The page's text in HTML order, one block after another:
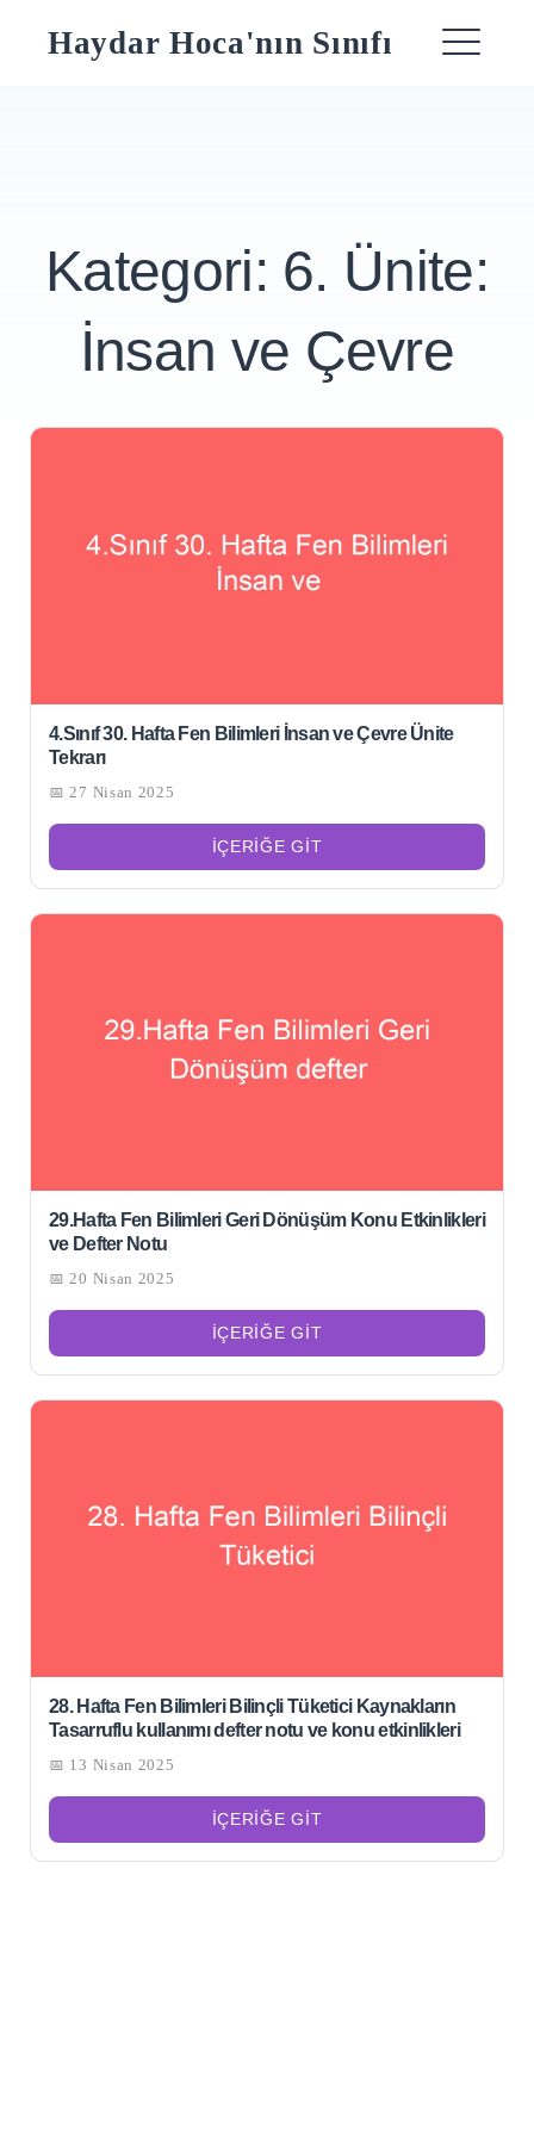
Haydar Hoca'nın Sınıfı
Şu
kelime
için
ARA
Kategori: 6. Ünite:
İnsan ve Çevre
4.Sınıf 30. Hafta Fen Bilimleri İnsan ve Çevre Ünite
Tekrarı
📅 27 Nisan 2025
İÇERIĞE GIT
29.Hafta Fen Bilimleri Geri Dönüşüm Konu Etkinlikleri
ve Defter Notu
📅 20 Nisan 2025
İÇERIĞE GIT
28. Hafta Fen Bilimleri Bilinçli Tüketici Kaynakların
Tasarruflu kullanımı defter notu ve konu etkinlikleri
📅 13 Nisan 2025
İÇERIĞE GIT